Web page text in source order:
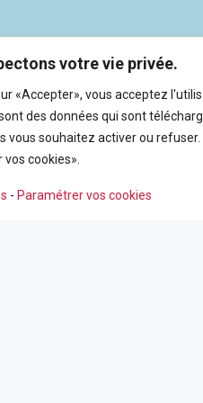
votre vie privée.
«Accepter», vous acceptez
des données qui sont
vous souhaitez activer ou
cookies».
- Paramétrer vos cookies